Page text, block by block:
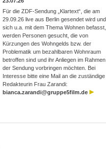
Für die ZDF-Sendung „Klartext“, die am
29.09.26 live aus Berlin gesendet wird und
sich u.a. mit dem Thema Wohnen befasst,
werden Personen gesucht, die von
Kürzungen des Wohngelds bzw. der
Problematik um bezahlbaren Wohnraum
betroffen sind und ihr Anliegen im Rahmen
der Sendung vorbringen möchten. Bei
Interesse bitte eine Mail an die zuständige
Redakteurin Frau Zarandi:
bianca.zarandi@gruppe5film.de